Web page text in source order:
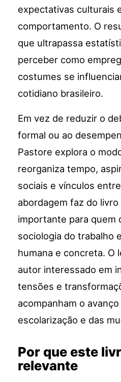
expectativas culturais
comportamento. O
que ultrapassa
perceber como
costumes se
cotidiano brasileiro.
Em vez de reduzir o
formal ou ao
Pastore explora o
reorganiza tempo,
sociais e vínculos
abordagem faz do livro
importante para quem
sociologia do trabalho
humana e concreta. O
autor interessado em
tensões e
acompanham o
escolarização e das
Por que este
relevante